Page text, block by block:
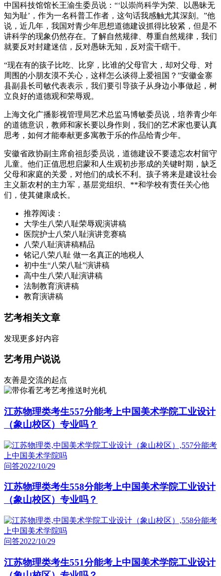
中国科技馆馆长王渝生委员说：“‘以崇尚科学为荣、以愚昧无
知为耻’，作为一名科普工作者，这句话我感触尤其深刻。”他
说，近几年，我国对青少年思想道德建设抓得比较紧，但是不
讲科学的现象仍然存在。了解自然规律、尊重自然规律，我们
就要反对封建迷信，反对愚昧无知，反对蛮干瞎干。
“现在有的孩子比吃、比穿，比谁的父母官大，却对父母、对
周围的小朋友漠不关心，这样怎么谈得上爱祖国？”安徽金寨
县副县长司敏代表表示，我们要引导孩子从身边小事做起，树
立良好的道德观和荣辱观。
上海文化广播影视管理局艺术总监马博敏委员说，培养青少年
的道德意识，教师和家长要以身作则，我们的艺术家也要认真
思考，如何才能奉献更多寓教于乐的作品给青少年。
安徽省政协副主席俞祖彭委员说，道德建设不要遗忘农村留守
儿童。他们正值思想启蒙和人生观初步形成的关键时期，缺乏
父母和家庭的关爱，对他们的成长不利。孩子将来是建设社会
主义新农村的主力军，基层党组织、**和学校有责任关心他
们，使其健康成长。
推荐阅读：
大学生八荣八耻荣辱观演讲稿
医院护士八荣八耻演讲竞赛稿
八荣八耻演讲稿精品
铭记八荣八耻 做一名真正的地税人
初中生“八荣八耻”演讲稿
高中生八荣八耻演讲稿
法制教育演讲稿
教育演讲稿
艺考相关文章
发现更多好内容
艺考用户说说
友善是交流的起点
艺考推送时光机
江苏物理类考生557分能考上中国美术学院工业设计
（象山校区）专业吗？
问答2022/10/29
江苏物理类考生558分能考上中国美术学院工业设计
（象山校区）专业吗？
问答2022/10/29
江苏物理类考生551分能考上中国美术学院工业设计